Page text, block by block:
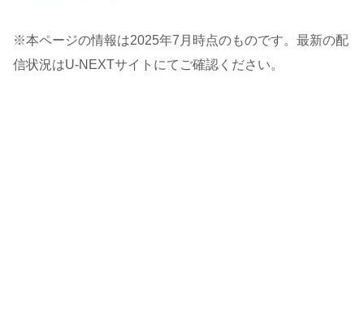
※本ページの情報は2025年7月時点のものです。最新の配
信状況はU-NEXTサイトにてご確認ください。